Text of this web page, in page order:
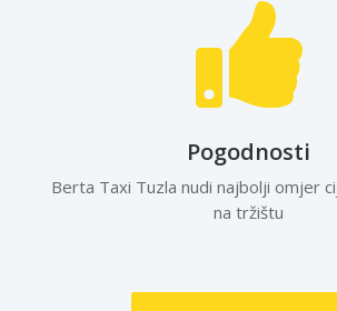

Pogodnosti
Berta Taxi Tuzla nudi najbolji omjer
na tržištu